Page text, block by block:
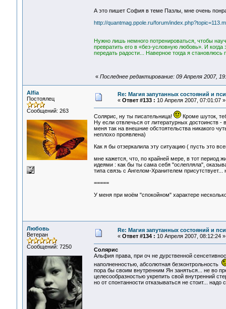
А это пишет София в теме Пазлы, мне очень
http://quantmag.ppole.ru/forum/
Нужно лишь немного потренироваться, чтобы
превратить его в «без-условную любовь». И
передать радости... Наверное тогда я
« Последнее редактирование: 09 Апреля 2007,
Alfia
Постоялец
Сообщений: 263
Re: Магия запутанных состояний и
« Ответ #133 : 10 Апреля 2007, 07:01:07 »
Солярис, ну ты писательница!
Кроме шуток,
Ну если отвлечься от литературных
меня так на внешние обстоятельства никакого
неплохо проявлена)
Как я бы отзеркалила эту ситуацию ( пусть это
мне кажется, что, по крайней мере, в тот период
идеями : как бы ты сама себя "ослепляла",
типа связь с Ангелом-Хранителем
=====
У меня при моём "спокойном" характере
Любовь
Ветеран
Сообщений: 7250
Re: Магия запутанных состояний и
« Ответ #134 : 10 Апреля 2007, 08:12:24 »
Солярис
Альфия права, при оч не дурственной
наполненностью, абсолютная безконтрольность
пора бы своим внутренним Ян заняться... не во
целесообразностью укрепить свой внутренний
но от спонтанности отказываться не стоит...